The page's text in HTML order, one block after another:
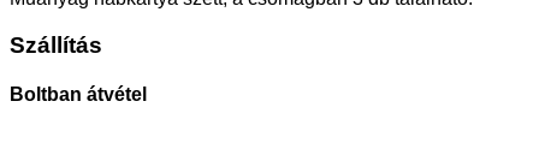
Szállítás
Boltban átvétel